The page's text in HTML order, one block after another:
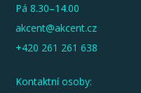
Pá 8.30–14.00
akcent@akcent.cz
+420 261 261 638
Kontaktní osoby: